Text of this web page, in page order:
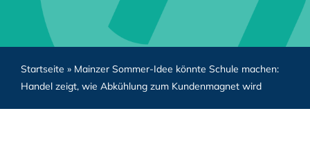
Startseite » Mainzer Sommer-Idee könnte Schule machen:
Handel zeigt, wie Abkühlung zum Kundenmagnet wird